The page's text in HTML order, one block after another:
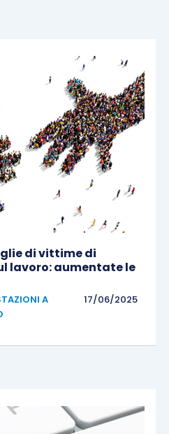
di vittime di
lavoro: aumentate le
A
17/06/2025